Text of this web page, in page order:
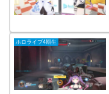
ホロライブ4期生